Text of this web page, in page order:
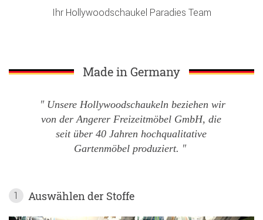
Ihr Hollywoodschaukel Paradies Team
Made in Germany
Unsere Hollywoodschaukeln beziehen wir
von der Angerer Freizeitmöbel GmbH, die
seit über 40 Jahren hochqualitative
Gartenmöbel produziert.
1 Auswählen der Stoffe